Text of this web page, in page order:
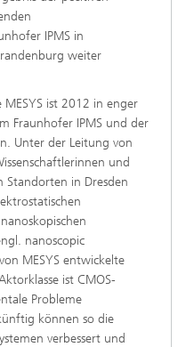
IPMS in
weiter
ist 2012 in enger
Fraunhofer IPMS und der
Unter der Leitung von
und
Standorten in Dresden
nanoscopic
MESYS entwickelte
ist CMOS-
Probleme
können so die
verbessert und